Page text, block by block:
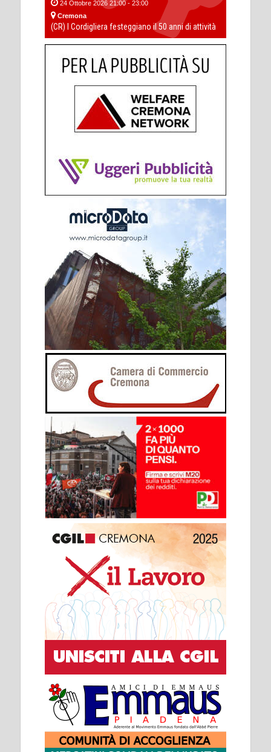
24 Ottobre 2026 21:00 - 23:00
Cremona
(CR) I Cordigliera festeggiano il 50 anni di attività